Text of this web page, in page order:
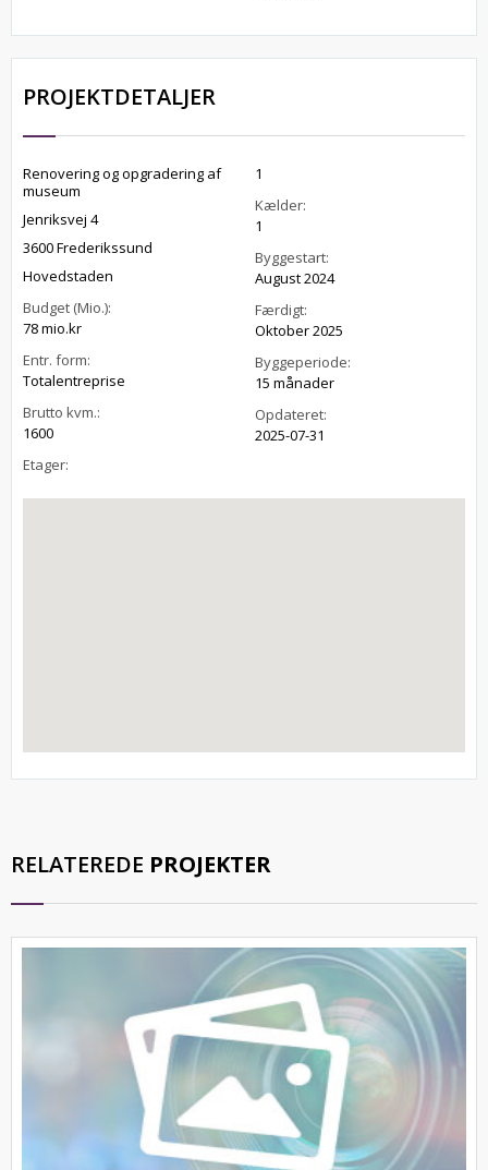
PROJEKTDETALJER
Renovering og opgradering af
museum
Jenriksvej 4
3600 Frederikssund
Hovedstaden
Budget (Mio.):
78 mio.kr
Entr. form:
Totalentreprise
Brutto kvm.:
1600
Etager:
1
Kælder:
1
Byggestart:
August 2024
Færdigt:
Oktober 2025
Byggeperiode:
15 månader
Opdateret:
2025-07-31
RELATEREDE PROJEKTER